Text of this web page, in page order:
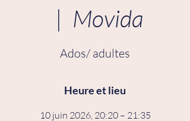
  |
Movida
Ados/ adultes
Heure et lieu
10 juin 2026, 20:20 – 21:35